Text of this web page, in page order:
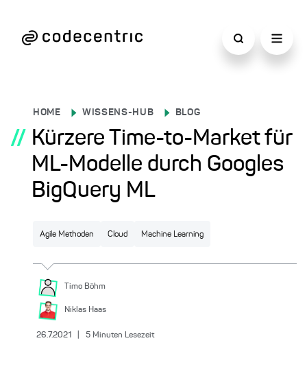
HOME WISSENS-HUB BLOG
// Kürzere Time-to-Market für
ML-Modelle durch Googles
BigQuery ML
Agile Methoden Cloud Machine Learning
Timo Böhm
Niklas Haas
26.7.2021 5 Minuten Lesezeit